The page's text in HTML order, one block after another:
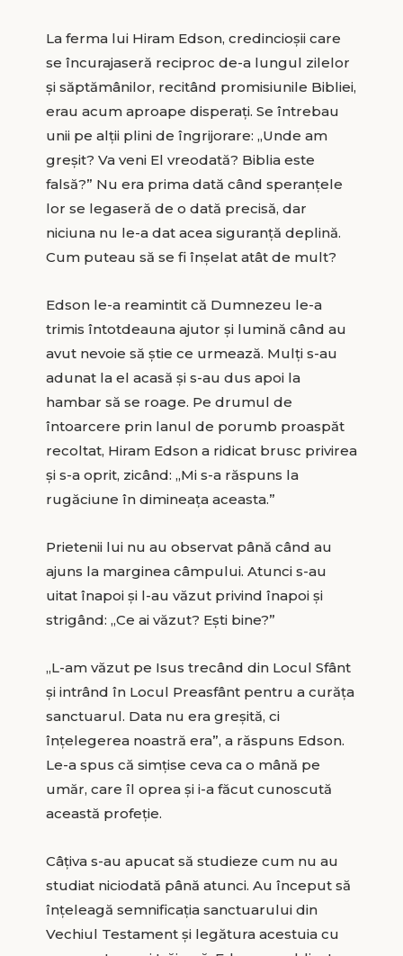
La ferma lui Hiram Edson, credincioșii care
se încurajaseră reciproc de-a lungul zilelor
și săptămânilor, recitând promisiunile Bibliei,
erau acum aproape disperați. Se întrebau
unii pe alții plini de îngrijorare: „Unde am
greșit? Va veni El vreodată? Biblia este
falsă?” Nu era prima dată când speranțele
lor se legaseră de o dată precisă, dar
niciuna nu le-a dat acea siguranță deplină.
Cum puteau să se fi înșelat atât de mult?
Edson le-a reamintit că Dumnezeu le-a
trimis întotdeauna ajutor și lumină când au
avut nevoie să știe ce urmează. Mulți s-au
adunat la el acasă și s-au dus apoi la
hambar să se roage. Pe drumul de
întoarcere prin lanul de porumb proaspăt
recoltat, Hiram Edson a ridicat brusc privirea
și s-a oprit, zicând: „Mi s-a răspuns la
rugăciune în dimineața aceasta.”
Prietenii lui nu au observat până când au
ajuns la marginea câmpului. Atunci s-au
uitat înapoi și l-au văzut privind înapoi și
strigând: „Ce ai văzut? Ești bine?”
„L-am văzut pe Isus trecând din Locul Sfânt
și intrând în Locul Preasfânt pentru a curăța
sanctuarul. Data nu era greșită, ci
înțelegerea noastră era”, a răspuns Edson.
Le-a spus că simțise ceva ca o mână pe
umăr, care îl oprea și i-a făcut cunoscută
această profeție.
Câțiva s-au apucat să studieze cum nu au
studiat niciodată până atunci. Au început să
înțeleagă semnificația sanctuarului din
Vechiul Testament și legătura acestuia cu